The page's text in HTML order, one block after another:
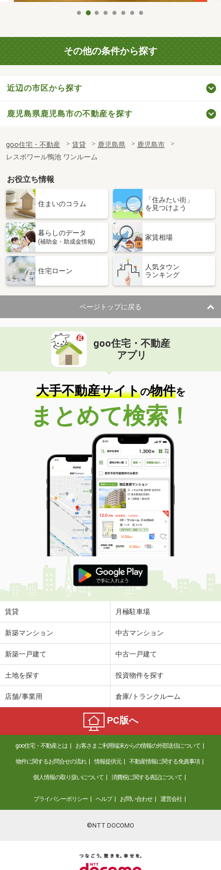
その他の条件から探す
近辺の市区から探す
鹿児島県鹿児島市の不動産を探す
goo住宅・不動産 賃貸 鹿児島県
鹿児島市
レスポワール鴨池 ワンルーム
お役立ち情報
住まいのコラム
「住みたい街」
を見つけよう
暮らしのデータ
(補助金・助成金情報)
家賃相場
住宅ローン
人気タウン
ランキング
ページトップに戻る
goo住宅・不動産
アプリ
大手不動産サイトの物件を
まとめて検索！
賃貸 月極駐車場
新築マンション 中古マンション
新築一戸建て 中古一戸建て
土地を探す 投資物件を探す
店舗/事業用 倉庫/トランクルーム
PC版へ
goo住宅・不動産とは お客さまご利用端末からの情報の外部送信について
物件に関するお問合せの流れ 情報提供元 不動産情報に関する免責事項
個人情報の取り扱いについて 消費税に関する表記について
プライバシーポリシー ヘルプ お問い合わせ 運営会社
©NTT DOCOMO